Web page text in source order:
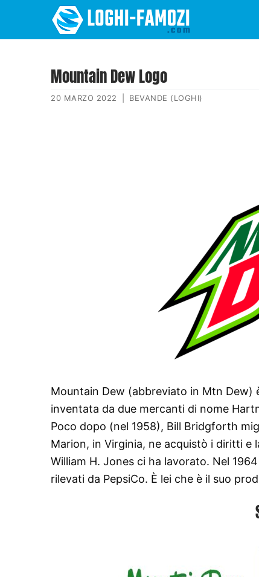
Mountain Dew Logo
20 MARZO 2022 BEVANDE (LOGHI)
Mountain Dew (abbreviato in Mtn Dew)
inventata da due mercanti di nome
Poco dopo (nel 1958), Bill Bridgforth
Marion, in Virginia, ne acquistò i diritti e
William H. Jones ci ha lavorato. Nel
rilevati da PepsiCo. È lei che è il suo